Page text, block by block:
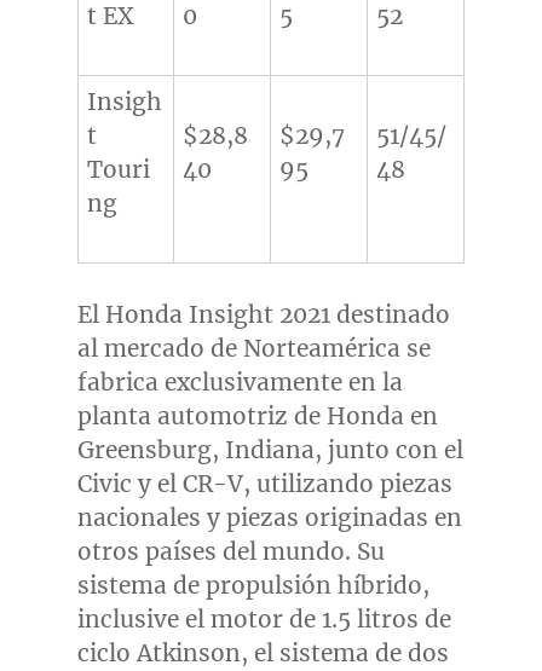
t EX
0
5
52
Insigh
t
Touri
ng
$28,8
40
$29,7
95
51/45/
48
El Honda Insight 2021 destinado
al mercado de Norteamérica se
fabrica exclusivamente en la
planta automotriz de Honda en
Greensburg, Indiana, junto con el
Civic y el CR-V, utilizando piezas
nacionales y piezas originadas en
otros países del mundo. Su
sistema de propulsión híbrido,
inclusive el motor de 1.5 litros de
ciclo Atkinson, el sistema de dos